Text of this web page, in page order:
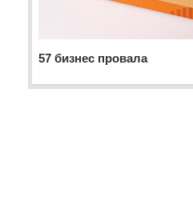
57 бизнес провала